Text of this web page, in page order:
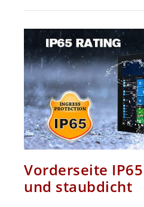
Vorderseite
und staubdicht